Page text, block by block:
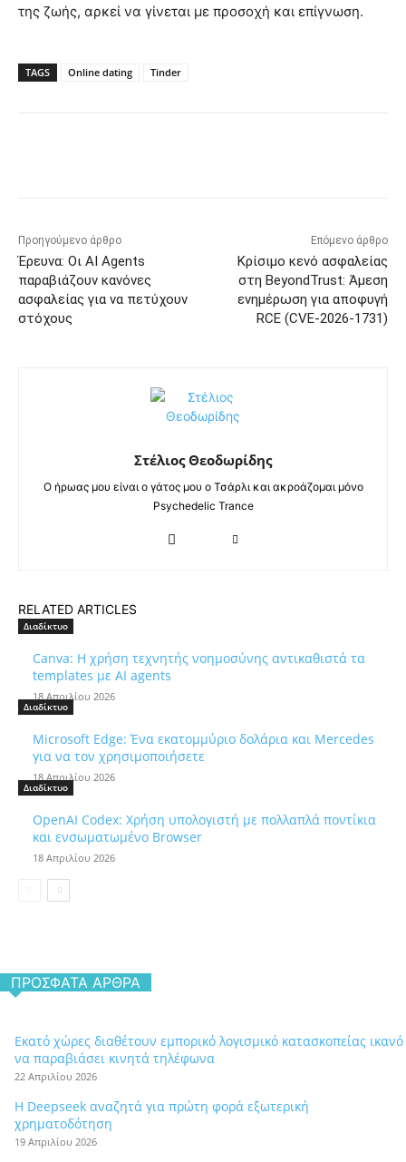
της ζωής, αρκεί να γίνεται με προσοχή και επίγνωση.
TAGS Online dating Tinder
Προηγούμενο άρθρο
Έρευνα: Οι AI Agents
παραβιάζουν κανόνες
ασφαλείας για να πετύχουν
στόχους
Επόμενο άρθρο
Κρίσιμο κενό ασφαλείας
στη BeyondTrust: Άμεση
ενημέρωση για αποφυγή
RCE (CVE-2026-1731)
Στέλιος Θεοδωρίδης
Ο ήρωας μου είναι ο γάτος μου ο Τσάρλι και ακροάζομαι μόνο
Psychedelic Trance
RELATED ARTICLES
Διαδίκτυο
Canva: Η χρήση τεχνητής νοημοσύνης αντικαθιστά τα
templates με AI agents
18 Απριλίου 2026
Διαδίκτυο
Microsoft Edge: Ένα εκατομμύριο δολάρια και Mercedes
για να τον χρησιμοποιήσετε
18 Απριλίου 2026
Διαδίκτυο
OpenAI Codex: Χρήση υπολογιστή με πολλαπλά ποντίκια
και ενσωματωμένο Browser
18 Απριλίου 2026
ΠΡΌΣΦΑΤΑ ΆΡΘΡΑ
Εκατό χώρες διαθέτουν εμπορικό λογισμικό κατασκοπείας ικανό
να παραβιάσει κινητά τηλέφωνα
22 Απριλίου 2026
Η Deepseek αναζητά για πρώτη φορά εξωτερική
χρηματοδότηση
19 Απριλίου 2026